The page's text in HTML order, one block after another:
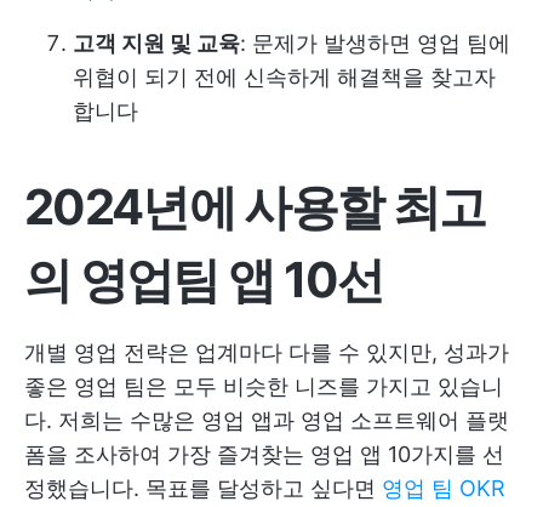
고객 지원 및 교육: 문제가 발생하면 영업 팀에
위협이 되기 전에 신속하게 해결책을 찾고자
합니다
2024년에 사용할 최고
의 영업팀 앱 10선
개별 영업 전략은 업계마다 다를 수 있지만, 성과가
좋은 영업 팀은 모두 비슷한 니즈를 가지고 있습니
다. 저희는 수많은 영업 앱과 영업 소프트웨어 플랫
폼을 조사하여 가장 즐겨찾는 영업 앱 10가지를 선
정했습니다. 목표를 달성하고 싶다면 영업 팀 OKR